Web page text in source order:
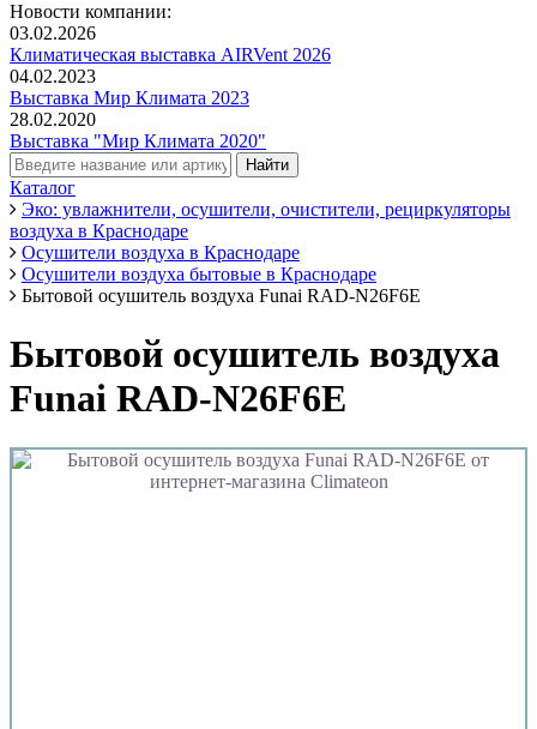
Новости компании:
03.02.2026
Климатическая выставка AIRVent 2026
04.02.2023
Выставка Мир Климата 2023
28.02.2020
Выставка "Мир Климата 2020"
Каталог
Эко: увлажнители, осушители, очистители, рециркуляторы
воздуха в Краснодаре
Осушители воздуха в Краснодаре
Осушители воздуха бытовые в Краснодаре
Бытовой осушитель воздуха Funai RAD-N26F6E
Бытовой осушитель воздуха
Funai RAD-N26F6E